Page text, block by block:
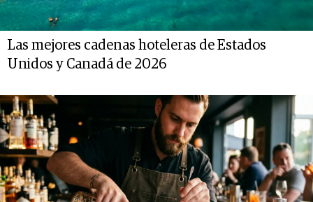
Las mejores cadenas hoteleras de Estados
Unidos y Canadá de 2026